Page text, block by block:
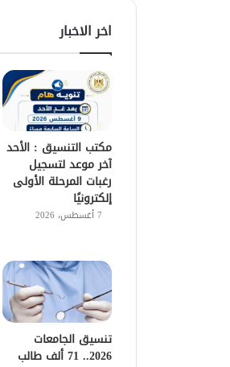
اخر الاخبار
مكتب التنسيق : الأحد
آخر موعد لتسجيل
رغبات المرحلة الأولى
إلكترونيًا
7 أغسطس، 2026
تنسيق الجامعات
2026.. 71 ألف طالب